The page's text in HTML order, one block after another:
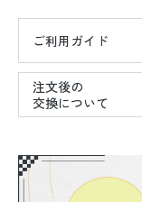
ご利用ガイド
注文後の
交換について